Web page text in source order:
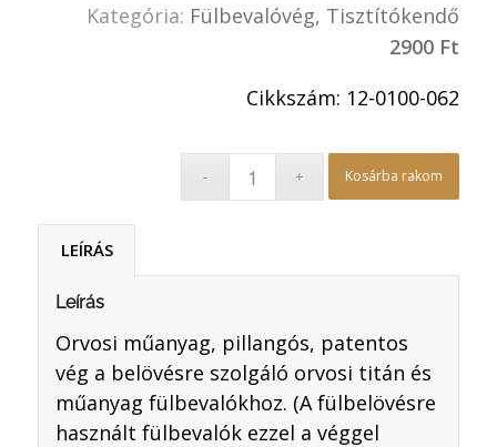
Kategória: Fülbevalóvég, Tisztítókendő
2900 Ft
Cikkszám: 12-0100-062
Kosárba rakom
LEÍRÁS
Leírás
Orvosi műanyag, pillangós, patentos
vég a belövésre szolgáló orvosi titán és
műanyag fülbevalókhoz. (A fülbelövésre
használt fülbevalók ezzel a véggel